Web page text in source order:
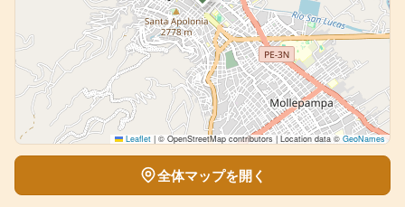
Leaflet | © OpenStreetMap contributors | Location data ©GeoNames
全体マップを開く